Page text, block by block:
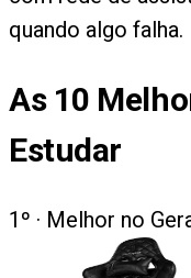
quando algo falha.
As 10
Estudar
1 º · Melhor no